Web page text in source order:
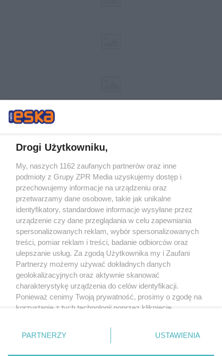
Żaden utwór zamieszczony w serwisie nie może być powielany i
rozpowszechniany lub dalej rozpowszechniany w jakikolwiek sposób (w
tym także elektroniczny lub mechaniczny) na jakimkolwiek polu
eksploatacji w jakiejkolwiek formie, włącznie z umieszczaniem w Internecie
bez pisemnej zgody właściciela praw. Jakiekolwiek użycie lub
wykorzystanie utworów w całości lub w części z naruszeniem prawa, tzn.
bez właściwej zgody, jest zabronione pod groźbą kary i może być ścigane
prawnie.
O nas
Drogi Użytkowniku,
My, naszych 1162 zaufanych partnerów oraz inne
podmioty z Grupy ZPR Media uzyskujemy dostęp i
przechowujemy informacje na urządzeniu oraz
przetwarzamy dane osobowe, takie jak unikalne
identyfikatory, standardowe informacje wysyłane przez
urządzenie czy dane przeglądania w celu zapewniania
spersonalizowanych reklam, wybór spersonalizowanych
treści, pomiar reklam i treści, badanie odbiorców oraz
ulepszanie usług. Za zgodą Użytkownika my i Zaufani
Partnerzy możemy używać dokładnych danych
geolokalizacyjnych oraz aktywnie skanować
charakterystykę urządzenia do celów identyfikacji.
Ponieważ cenimy Twoją prywatność, prosimy o zgodę na
korzystanie z tych technologii poprzez kliknięcie
zmienić/wycofać klikając przycisk ustawień prywatności
znajdujący się w lewym dolnym rogu strony
rodzaje przetwarzania danych nie wymagają zgody
PARTNERZY USTAWIENIA